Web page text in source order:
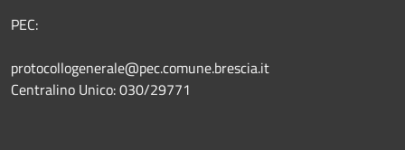
PEC:
protocollogenerale@pec.comune.brescia.it
Centralino Unico: 030/29771